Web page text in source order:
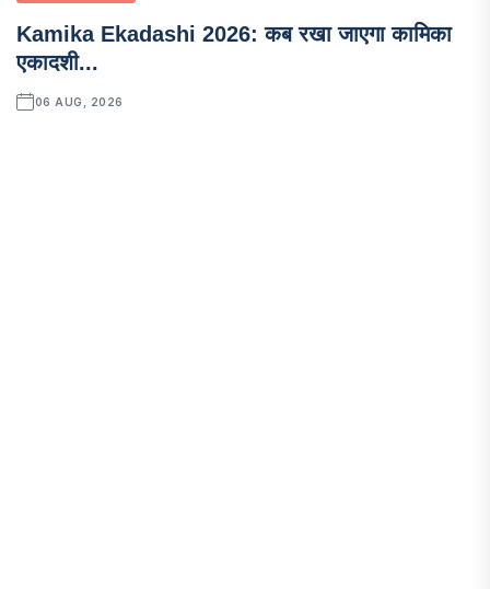
Kamika Ekadashi 2026: कब रखा जाएगा कामिका
एकादशी...
06 AUG, 2026